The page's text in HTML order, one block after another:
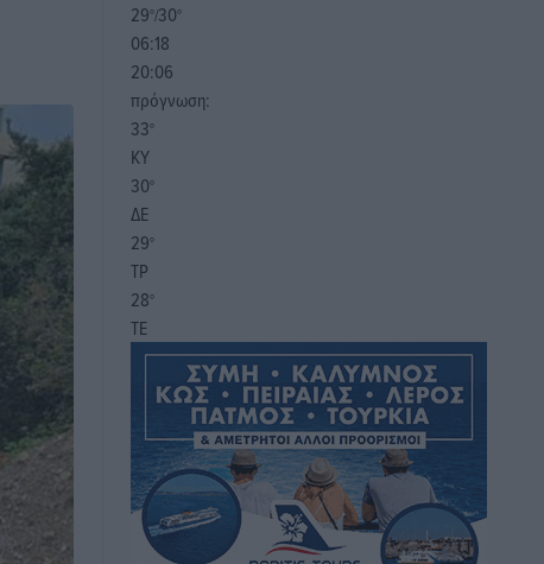
29°/30°
06:18
20:06
πρόγνωση:
33°
ΚΥ
30°
ΔΕ
29°
ΤΡ
28°
ΤΕ